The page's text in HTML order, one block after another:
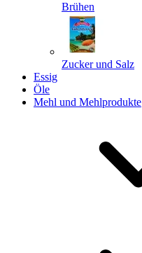
Brühen
Zucker und Salz
Essig
Öle
Mehl und Mehlprodukte